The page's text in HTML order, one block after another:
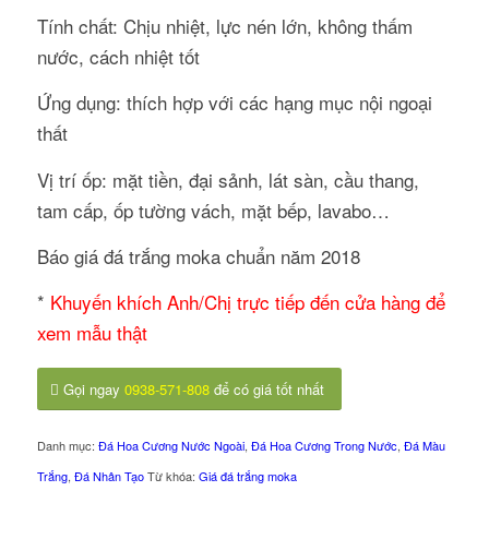
Tính chất: Chịu nhiệt, lực nén lớn, không thấm
nước, cách nhiệt tốt
Ứng dụng: thích hợp với các hạng mục nội ngoại
thất
Vị trí ốp: mặt tiền, đại sảnh, lát sàn, cầu thang,
tam cấp, ốp tường vách, mặt bếp, lavabo…
Báo giá đá trắng moka chuẩn năm 2018
* Khuyến khích Anh/Chị trực tiếp đến cửa hàng để
xem mẫu thật
Gọi ngay 0938-571-808để có giá tốt nhất
Danh mục: Đá Hoa Cương Nước Ngoài, Đá Hoa Cương Trong Nước, Đá Màu
Trắng, Đá Nhân Tạo Từ khóa: Giá đá trắng moka